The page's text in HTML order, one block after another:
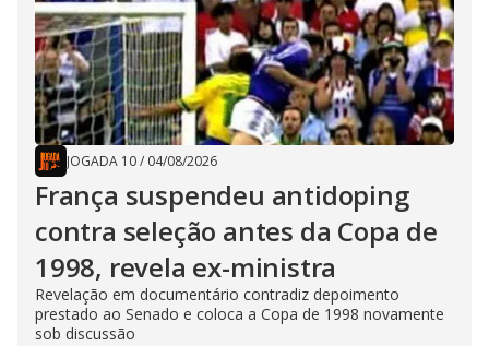
JOGADA 10/ 04/08/2026
França suspendeu antidoping
contra seleção antes da Copa de
1998, revela ex-ministra
Revelação em documentário contradiz depoimento
prestado ao Senado e coloca a Copa de 1998 novamente
sob discussão